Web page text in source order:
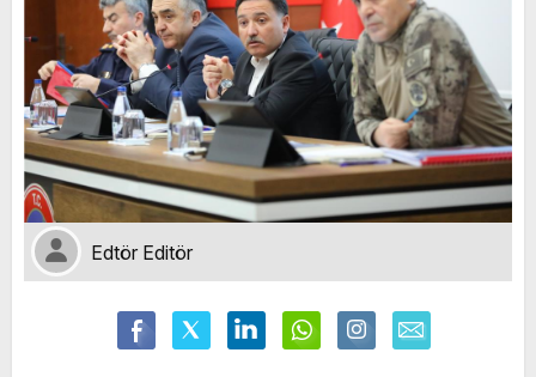
Edtör Editör